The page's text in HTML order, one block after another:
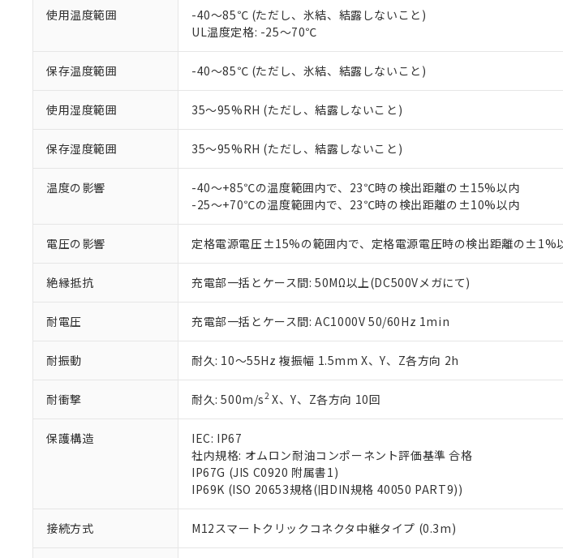
使用温度範囲
-40～85℃ (ただし、氷結、結露しないこと)
UL温度定格: -25～70℃
保存温度範囲 -40～85℃ (ただし、氷結、結露しないこと)
使用湿度範囲 35～95%RH (ただし、結露しないこと)
保存湿度範囲 35～95%RH (ただし、結露しないこと)
温度の影響
-40～+85℃の温度範囲内で、23℃時の検出距離の±15%以内
-25～+70℃の温度範囲内で、23℃時の検出距離の±10%以内
電圧の影響 定格電源電圧±15%の範囲内で、定格電源電圧時の検出距離の±1%
絶縁抵抗 充電部一括とケース間: 50MΩ以上(DC500Vメガにて)
耐電圧 充電部一括とケース間: AC1000V 50/60Hz 1min
耐振動 耐久: 10～55Hz 複振幅 1.5mm X、Y、Z各方向 2h
耐衝撃 耐久: 500m/s2X、Y、Z各方向 10回
保護構造
IEC: IP67
社内規格: オムロン耐油コンポーネント評価基準 合格
IP67G (JIS C0920 附属書1)
IP69K (ISO 20653規格(旧DIN規格 40050 PART9))
接続方式 M12スマートクリックコネクタ中継タイプ (0.3m)
正式な納期状況および標準価格はお客様のお取引
当社販売員にご相談ください。
オムロン制御機器販売店や当社販売拠点は「販売
在庫状況および標準価格結果を当社の事前の承諾
マイパーツ機能（部品リスト作成サービス）をご
ている必要があります。
お客様が当ウェブサイト上で当社にご登録された
が、当社の製品・サービスに関するお客様との取
さい。
※当社の共同利用者とは、"個人情報の共同利用に
いる法人を指します。
※2 対応予定月
部品在庫の切り替え状況などにより、予定月が前後する
下記の非含有証明書をダウンロードすることができます
EU RoHS指令（10物質）の非含有証明書
51物質の非含有証明書（当社基準）
※本証明書は発行日時点で非含有を証明するもので、過
混在することから備考欄に対応日を記載しておりました。
既に当社にて対応品への在庫切替を完了していること
り割愛しております。
DEHP(フタル酸ビス(2-エチルヘキシル)) : 1000ppm
※2 環境保護使用期限
「ｅ」：有害物質（10物質）のすべてが基準値以下であ
「10」：通常の使用状況下において有害物質が外部に
「－」：未確認です。当社販売部門へお問い合わせくだ
置等に一切使用いたしません。
当社は、貴社製品を第三者に販売する場合は、上
また当社は、販売先および販売に係わる関係者が
たしません。
△ 一定数には満たないが在庫あり
－
在庫なし(最新の在庫状況については、お客様
機器販売店・当社販売員にご確認ください)
空
白
受注生産機種、また在庫状況の情報を公開し